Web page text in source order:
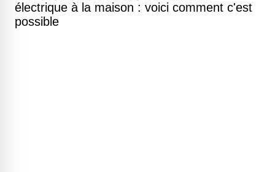
électrique à la maison : voici comment c'est
possible